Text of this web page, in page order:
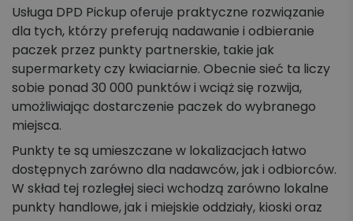
Usługa DPD Pickup oferuje praktyczne rozwiązanie
dla tych, którzy preferują nadawanie i odbieranie
paczek przez punkty partnerskie, takie jak
supermarkety czy kwiaciarnie. Obecnie sieć ta liczy
sobie ponad 30 000 punktów i wciąż się rozwija,
umożliwiając dostarczenie paczek do wybranego
miejsca.
Punkty te są umieszczane w lokalizacjach łatwo
dostępnych zarówno dla nadawców, jak i odbiorców.
W skład tej rozległej sieci wchodzą zarówno lokalne
punkty handlowe, jak i miejskie oddziały, kioski oraz